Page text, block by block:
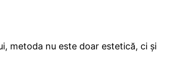
metoda nu este doar estetică, ci și